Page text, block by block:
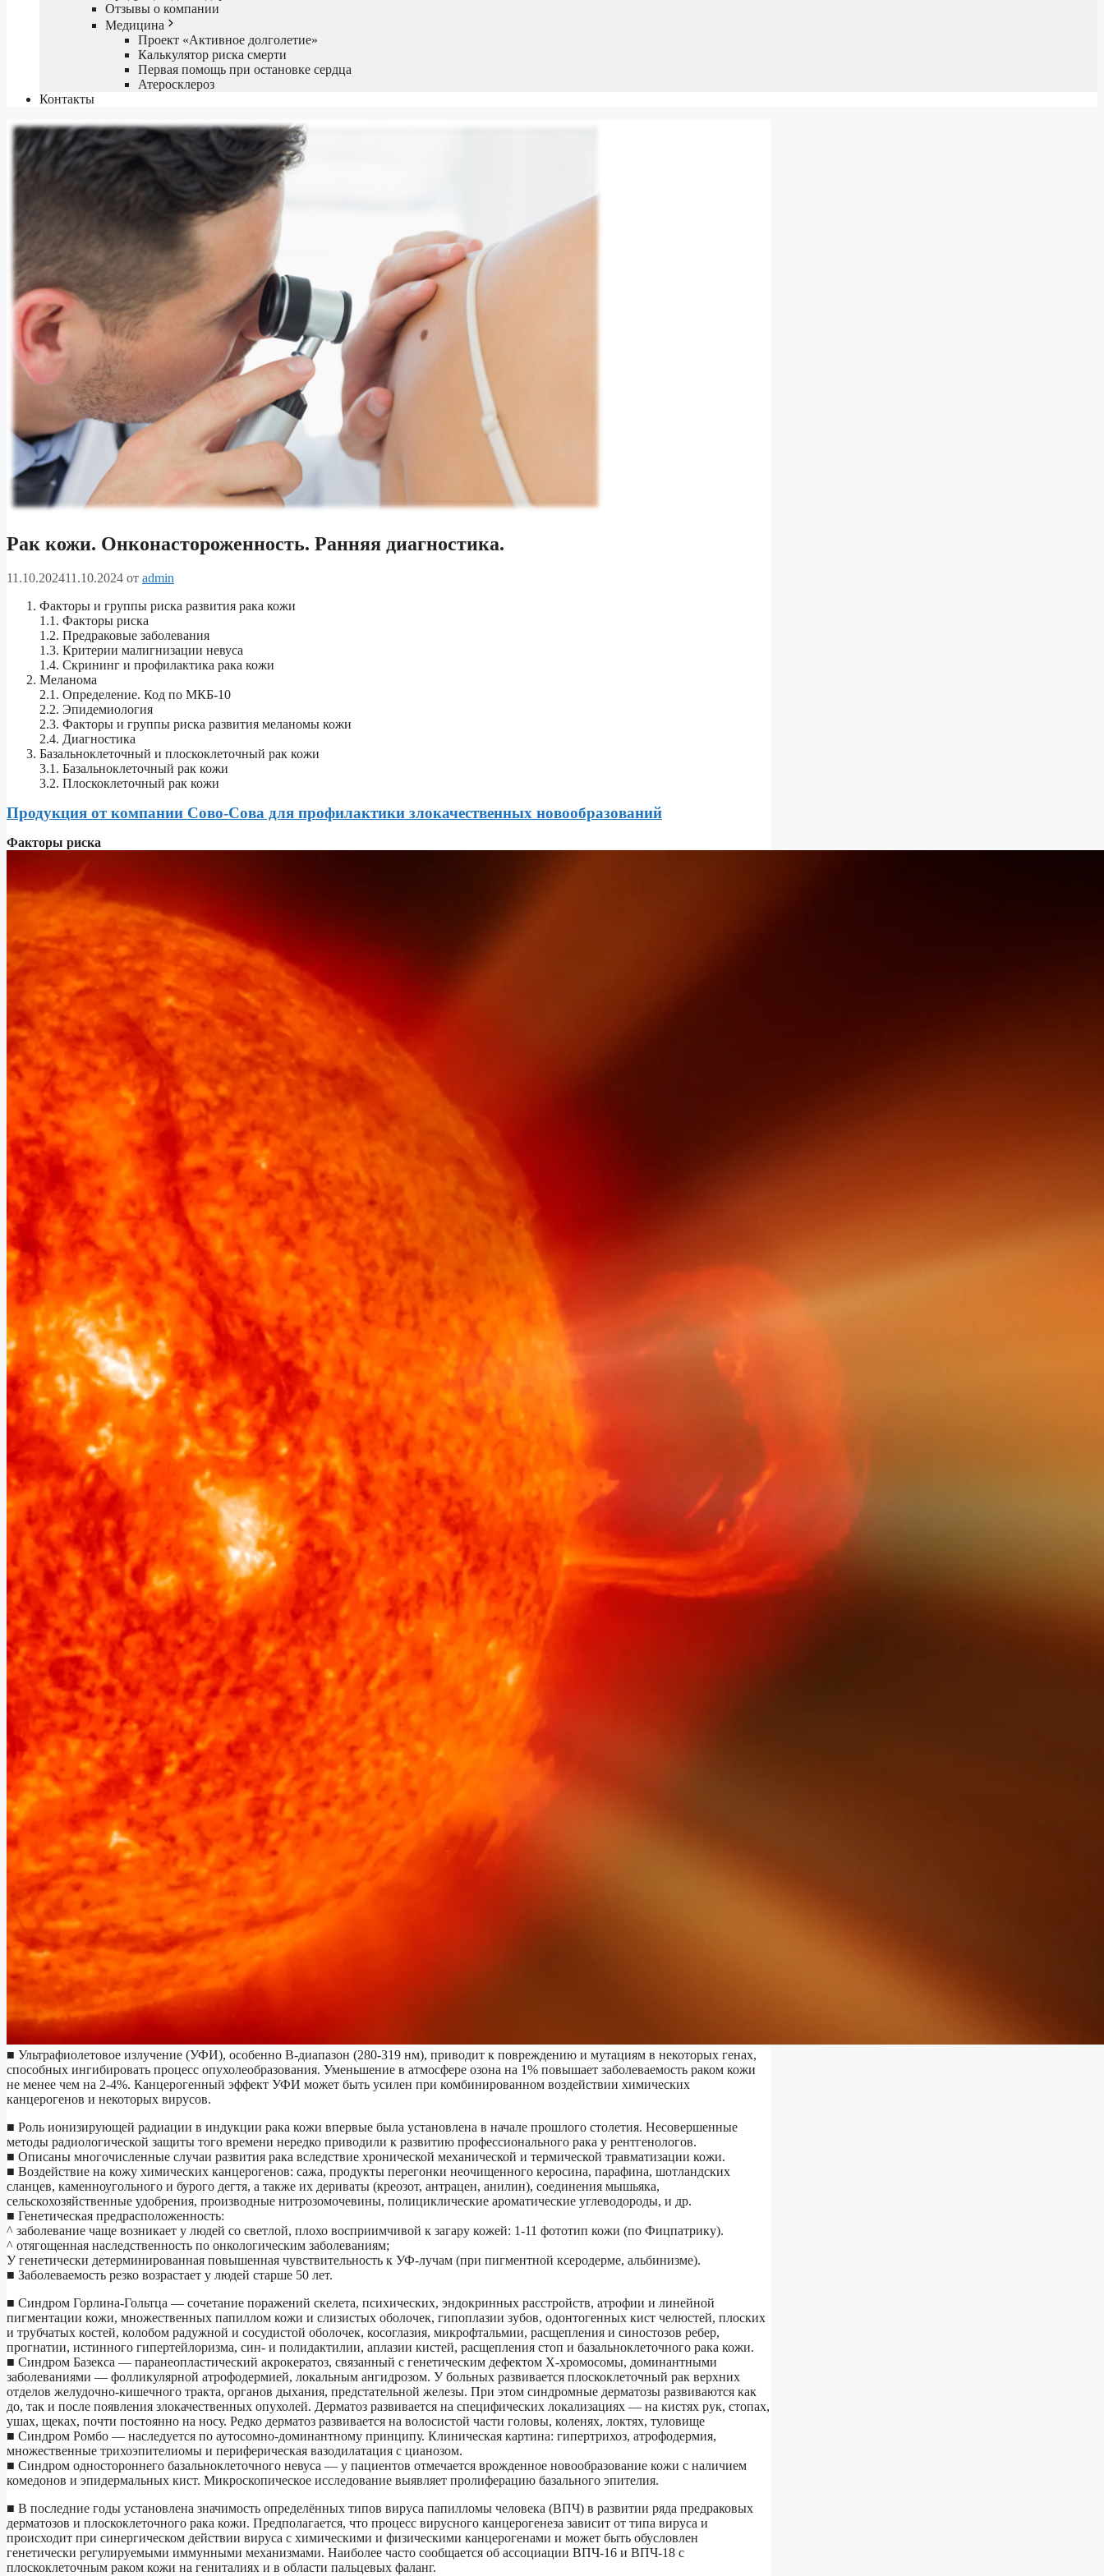
Отзывы о компании
Медицина
Проект «Активное долголетие»
Калькулятор риска смерти
Первая помощь при остановке сердца
Атеросклероз
Контакты
Рак кожи. Онконастороженность. Ранняя диагностика.
11.10.202411.10.2024 от admin
Факторы и группы риска развития рака кожи
1.1. Факторы риска
1.2. Предраковые заболевания
1.3. Критерии малигнизации невуса
1.4. Скрининг и профилактика рака кожи
Меланома
2.1. Определение. Код по МКБ-10
2.2. Эпидемиология
2.3. Факторы и группы риска развития меланомы кожи
2.4. Диагностика
Базальноклеточный и плоскоклеточный рак кожи
3.1. Базальноклеточный рак кожи
3.2. Плоскоклеточный рак кожи
Продукция от компании Сово-Сова для профилактики злокачественных новообразований
Факторы риска
■ Ультрафиолетовое излучение (УФИ), особенно В-диапазон (280-319 нм), приводит к повреждению и мутациям в некоторых генах,
способных ингибировать процесс опухолеобразования. Уменьшение в атмосфере озона на 1% повышает заболеваемость раком кожи
не менее чем на 2-4%. Канцерогенный эффект УФИ может быть усилен при комбинированном воздействии химических
канцерогенов и некоторых вирусов.
■ Роль ионизирующей радиации в индукции рака кожи впервые была установлена в начале прошлого столетия. Несовершенные
методы радиологической защиты того времени нередко приводили к развитию профессионального рака у рентгенологов.
■ Описаны многочисленные случаи развития рака вследствие хронической механической и термической травматизации кожи.
■ Воздействие на кожу химических канцерогенов: сажа, продукты перегонки неочищенного керосина, парафина, шотландских
сланцев, каменноугольного и бурого дегтя, а также их дериваты (креозот, антрацен, анилин), соединения мышьяка,
сельскохозяйственные удобрения, производные нитрозомочевины, полициклические ароматические углеводороды, и др.
■ Генетическая предрасположенность:
^ заболевание чаще возникает у людей со светлой, плохо восприимчивой к загару кожей: 1-11 фототип кожи (по Фицпатрику).
^ отягощенная наследственность по онкологическим заболеваниям;
У генетически детерминированная повышенная чувствительность к УФ-лучам (при пигментной ксеродерме, альбинизме).
■ Заболеваемость резко возрастает у людей старше 50 лет.
■ Синдром Горлина-Гольтца — сочетание поражений скелета, психических, эндокринных расстройств, атрофии и линейной
пигментации кожи, множественных папиллом кожи и слизистых оболочек, гипоплазии зубов, одонтогенных кист челюстей, плоских
и трубчатых костей, колобом радужной и сосудистой оболочек, косоглазия, микрофтальмии, расщепления и синостозов ребер,
прогнатии, истинного гипертейлоризма, син- и полидактилии, аплазии кистей, расщепления стоп и базальноклеточного рака кожи.
■ Синдром Базекса — паранеопластический акрокератоз, связанный с генетическим дефектом X-хромосомы, доминантными
заболеваниями — фолликулярной атрофодермией, локальным ангидрозом. У больных развивается плоскоклеточный рак верхних
отделов желудочно-кишечного тракта, органов дыхания, предстательной железы. При этом синдромные дерматозы развиваются как
до, так и после появления злокачественных опухолей. Дерматоз развивается на специфических локализациях — на кистях рук, стопах,
ушах, щеках, почти постоянно на носу. Редко дерматоз развивается на волосистой части головы, коленях, локтях, туловище
■ Синдром Ромбо — наследуется по аутосомно-доминантному принципу. Клиническая картина: гипертрихоз, атрофодермия,
множественные трихоэпителиомы и периферическая вазодилатация с цианозом.
■ Синдром одностороннего базальноклеточного невуса — у пациентов отмечается врожденное новообразование кожи с наличием
комедонов и эпидермальных кист. Микроскопическое исследование выявляет пролиферацию базального эпителия.
■ В последние годы установлена значимость определённых типов вируса папилломы человека (ВПЧ) в развитии ряда предраковых
дерматозов и плоскоклеточного рака кожи. Предполагается, что процесс вирусного канцерогенеза зависит от типа вируса и
происходит при синергическом действии вируса с химическими и физическими канцерогенами и может быть обусловлен
генетически регулируемыми иммунными механизмами. Наиболее часто сообщается об ассоциации ВПЧ-16 и ВПЧ-18 с
плоскоклеточным раком кожи на гениталиях и в области пальцевых фаланг.